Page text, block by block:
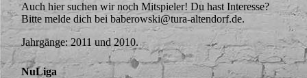
Auch hier suchen wir noch Mitspieler! Du hast Interesse?
Bitte melde dich bei baberowski@tura-altendorf.de.
Jahrgänge: 2011 und 2010.
NuLiga